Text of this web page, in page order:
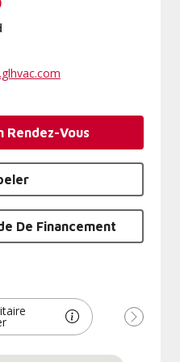
Rendez-Vous
De Financement
Suivant